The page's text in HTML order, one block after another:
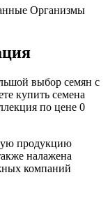
Организмы
выбор семян с
купить семена
по цене 0
продукцию
налажена
компаний